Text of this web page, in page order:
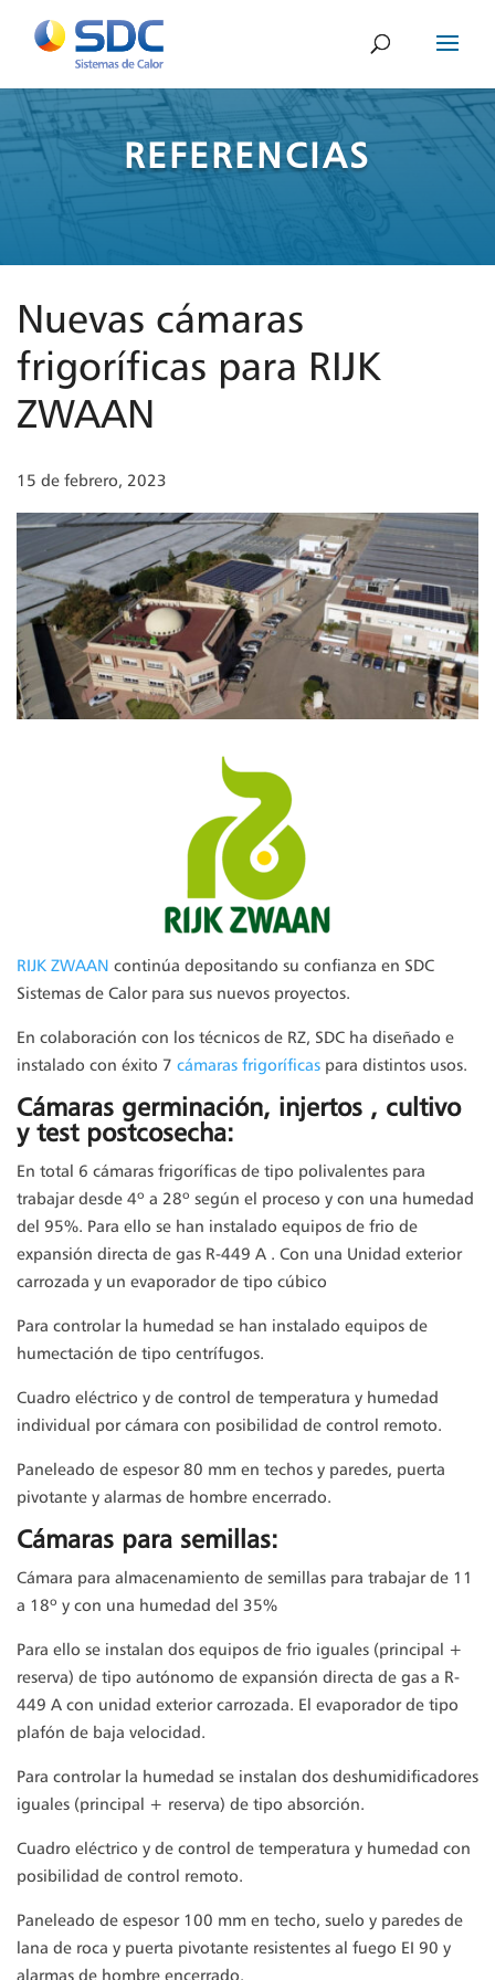
REFERENCIAS
Nuevas cámaras
frigoríficas para RIJK
ZWAAN
15 de febrero, 2023
RIJK ZWAAN continúa depositando su confianza en SDC
Sistemas de Calor para sus nuevos proyectos.
En colaboración con los técnicos de RZ, SDC ha diseñado e
instalado con éxito 7 cámaras frigoríficas para distintos usos.
Cámaras germinación, injertos , cultivo
y test postcosecha:
En total 6 cámaras frigoríficas de tipo polivalentes para
trabajar desde 4º a 28º según el proceso y con una humedad
del 95%. Para ello se han instalado equipos de frio de
expansión directa de gas R-449 A . Con una Unidad exterior
carrozada y un evaporador de tipo cúbico
Para controlar la humedad se han instalado equipos de
humectación de tipo centrífugos.
Cuadro eléctrico y de control de temperatura y humedad
individual por cámara con posibilidad de control remoto.
Paneleado de espesor 80 mm en techos y paredes, puerta
pivotante y alarmas de hombre encerrado.
Cámaras para semillas:
Cámara para almacenamiento de semillas para trabajar de 11
a 18º y con una humedad del 35%
Para ello se instalan dos equipos de frio iguales (principal +
reserva) de tipo autónomo de expansión directa de gas a R-
449 A con unidad exterior carrozada. El evaporador de tipo
plafón de baja velocidad.
Para controlar la humedad se instalan dos deshumidificadores
iguales (principal + reserva) de tipo absorción.
Cuadro eléctrico y de control de temperatura y humedad con
posibilidad de control remoto.
Paneleado de espesor 100 mm en techo, suelo y paredes de
lana de roca y puerta pivotante resistentes al fuego EI 90 y